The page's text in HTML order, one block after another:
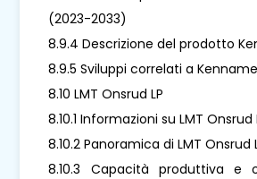
(2023-2033)
8.9.4 Descrizione del prodotto
8.9.5 Sviluppi correlati a
8.10 LMT Onsrud LP
8.10.1 Informazioni su LMT
8.10.2 Panoramica di LMT Onsrud
8.10.3 Capacità produttiva e